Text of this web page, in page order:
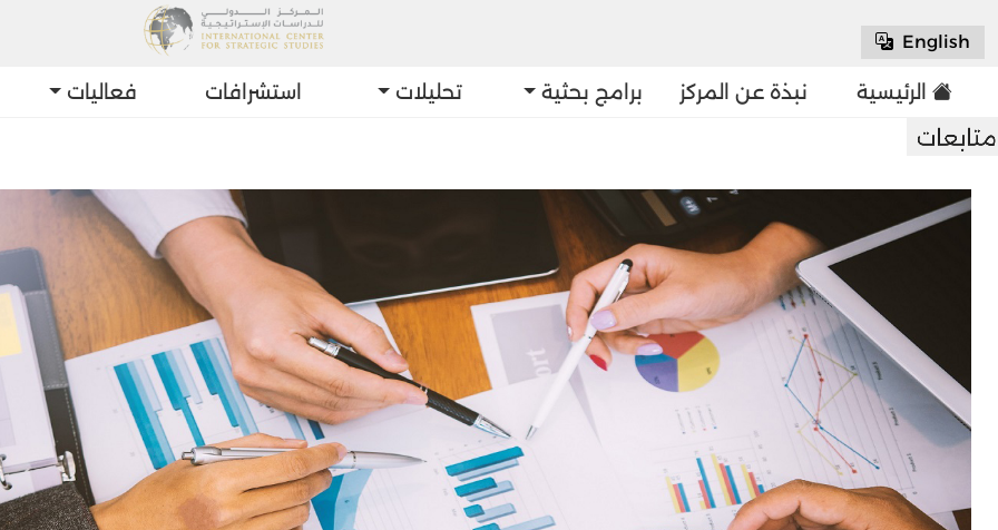
English
الرئيسية نبذة عن المركز برامج بحثية تحليلات استشرافات فعاليات